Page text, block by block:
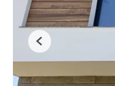
Previous